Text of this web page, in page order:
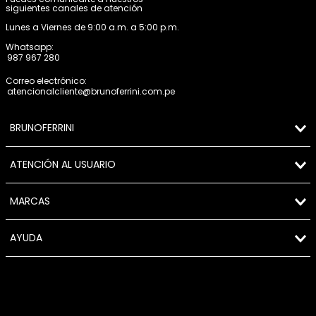
siguientes canales de atención
Lunes a Viernes de 9:00 a.m. a 5:00 p.m.
Whatsapp:
987 967 280
Correo electrónico:
atencionalcliente@brunoferrini.com.pe
BRUNOFERRINI
ATENCIÓN AL USUARIO
MARCAS
AYUDA